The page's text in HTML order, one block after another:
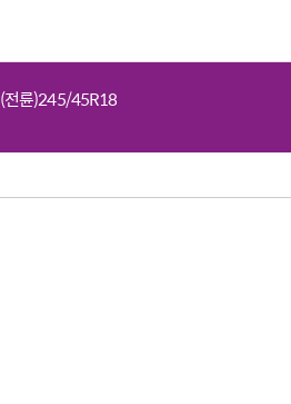
(전륜)245/45R18